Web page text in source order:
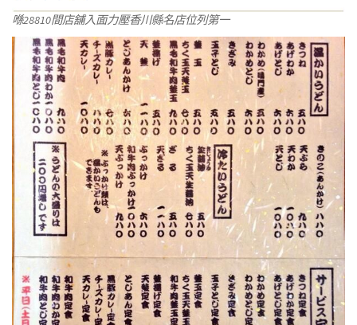
喺28810間店舖入面力壓香川縣名店位列第一